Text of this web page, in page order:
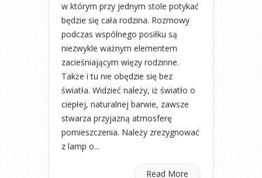
w którym przy jednym stole potykać
będzie się cała rodzina. Rozmowy
podczas wspólnego posiłku są
niezwykle ważnym elementem
zacieśniającym więzy rodzinne.
Także i tu nie obędzie się bez
światła. Widzieć należy, iż światło o
ciepłej, naturalnej barwie, zawsze
stwarza przyjazną atmosferę
pomieszczenia. Należy zrezygnować
z lamp o...
Read More